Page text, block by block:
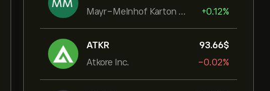
Mayr-Melnhof Karton AG
+0.12%
ATKR
Atkore Inc.
93.66‎$‎
-0.02%